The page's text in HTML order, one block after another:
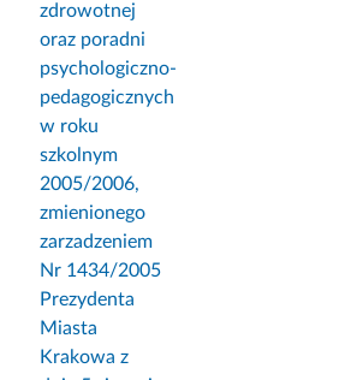
zdrowotnej
oraz poradni
psychologiczno-
pedagogicznych
w roku
szkolnym
2005/2006,
zmienionego
zarzadzeniem
Nr 1434/2005
Prezydenta
Miasta
Krakowa z